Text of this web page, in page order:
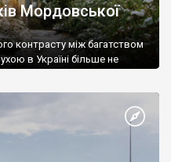
Мордовської
контрасту між багатством
в Україні більше не